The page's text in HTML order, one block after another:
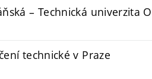
– Technická univerzita
technické v Praze